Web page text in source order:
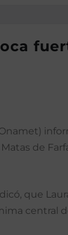
de
que
central